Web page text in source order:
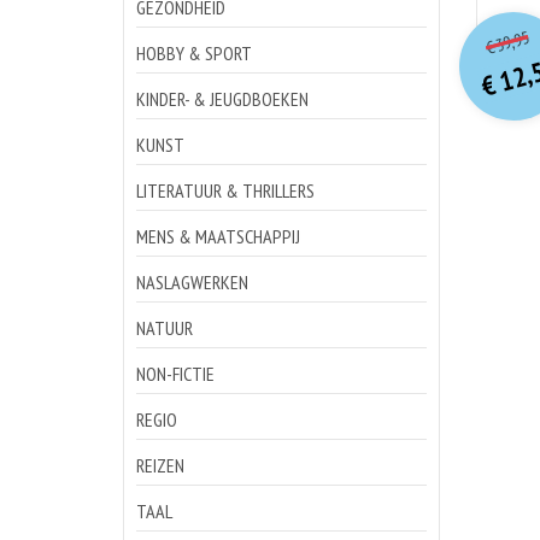
GEZONDHEID
HOBBY & SPORT
KINDER- & JEUGDBOEKEN
KUNST
LITERATUUR & THRILLERS
MENS & MAATSCHAPPIJ
NASLAGWERKEN
NATUUR
NON-FICTIE
REGIO
REIZEN
TAAL
€39,95
€